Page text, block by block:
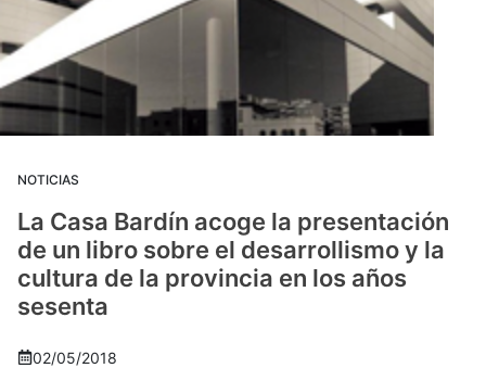
NOTICIAS
La Casa Bardín acoge la presentación
de un libro sobre el desarrollismo y la
cultura de la provincia en los años
sesenta
02/05/2018